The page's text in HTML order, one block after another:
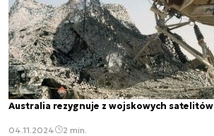
Australia rezygnuje z wojskowych satelitów
04.11.2024 2 min.